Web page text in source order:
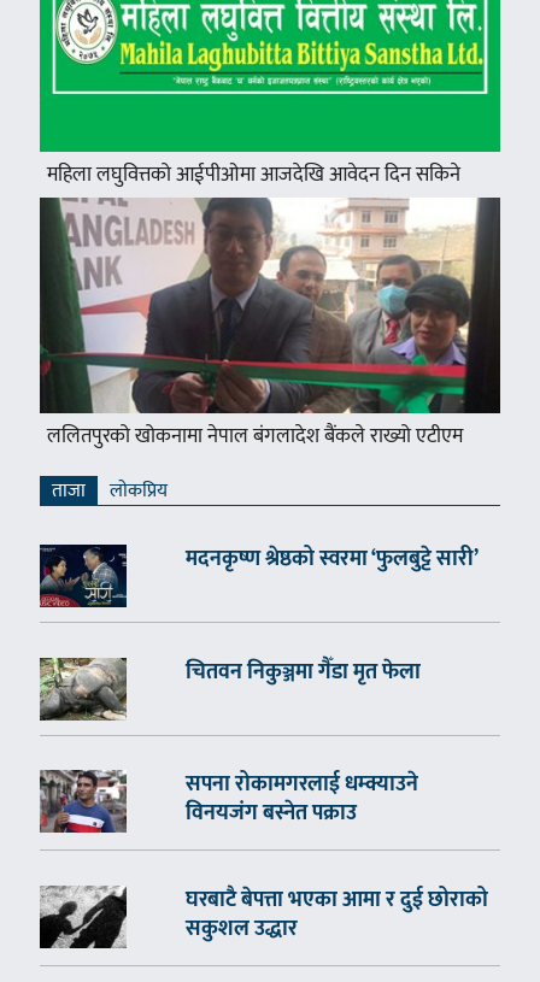
महिला लघुवित्तको आईपीओमा आजदेखि आवेदन दिन सकिने
ललितपुरको खोकनामा नेपाल बंगलादेश बैंकले राख्यो एटीएम
ताजा लाेकप्रिय
मदनकृष्ण श्रेष्ठको स्वरमा ‘फुलबुट्टे सारी’
चितवन निकुञ्जमा गैँडा मृत फेला
सपना रोकामगरलाई धम्क्याउने
विनयजंग बस्नेत पक्राउ
घरबाटै बेपत्ता भएका आमा र दुई छोराको
सकुशल उद्धार